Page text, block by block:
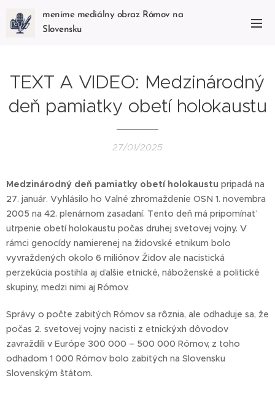
meníme mediálny obraz Rómov na
Slovensku
TEXT A VIDEO: Medzinárodný
deň pamiatky obetí holokaustu
27/01/2025
Medzinárodný deň pamiatky obetí holokaustu pripadá na
27. január. Vyhlásilo ho Valné zhromaždenie OSN 1. novembra
2005 na 42. plenárnom zasadaní. Tento deň má pripomínať
utrpenie obetí holokaustu počas druhej svetovej vojny. V
rámci genocídy namierenej na židovské etnikum bolo
vyvraždených okolo 6 miliónov Židov ale nacistická
perzekúcia postihla aj ďalšie etnické, náboženské a politické
skupiny, medzi nimi aj Rómov.
Správy o počte zabitých Rómov sa rôznia, ale odhaduje sa, že
počas 2. svetovej vojny nacisti z etnickýxh dôvodov
zavraždili v Európe 300 000 – 500 000 Rómov, z toho
odhadom 1 000 Rómov bolo zabitých na Slovensku
Slovenským štátom.